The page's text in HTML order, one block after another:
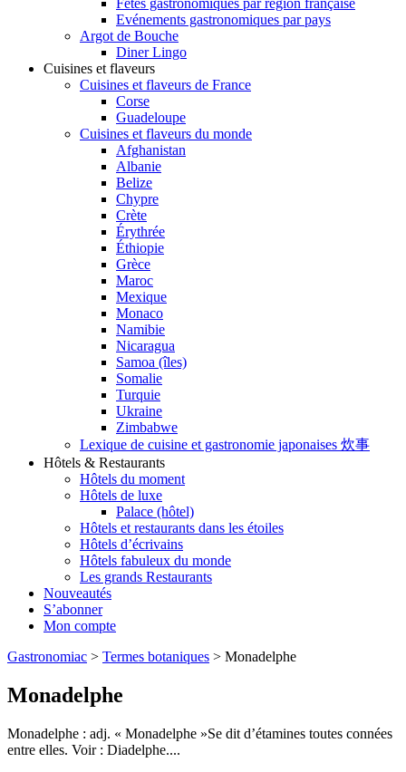
Fêtes gastronomiques par région française
Evénements gastronomiques par pays
Argot de Bouche
Diner Lingo
Cuisines et flaveurs
Cuisines et flaveurs de France
Corse
Guadeloupe
Cuisines et flaveurs du monde
Afghanistan
Albanie
Belize
Chypre
Crète
Érythrée
Éthiopie
Grèce
Maroc
Mexique
Monaco
Namibie
Nicaragua
Samoa (îles)
Somalie
Turquie
Ukraine
Zimbabwe
Lexique de cuisine et gastronomie japonaises 炊事
Hôtels & Restaurants
Hôtels du moment
Hôtels de luxe
Palace (hôtel)
Hôtels et restaurants dans les étoiles
Hôtels d’écrivains
Hôtels fabuleux du monde
Les grands Restaurants
Nouveautés
S’abonner
Mon compte
Gastronomiac > Termes botaniques > Monadelphe
Monadelphe
Monadelphe : adj. « Monadelphe »Se dit d’étamines toutes connées
entre elles. Voir : Diadelphe....